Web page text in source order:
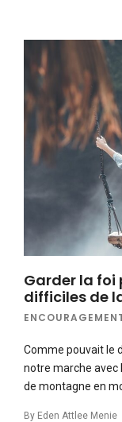
Garder la foi
difficiles de
Comme pouvait le
notre marche avec
de montagne en
By Eden Attlee Menie